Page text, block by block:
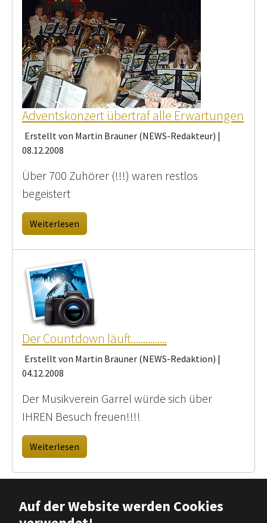
Auf der Website werden Cookies
Adventskonzert übertraf alle Erwartungen
Erstellt von Martin Brauner (NEWS-Redakteur) |
08.12.2008
Über 700 Zuhörer (!!!) waren restlos
begeistert
Weiterlesen
Der Countdown läuft...............
Erstellt von Martin Brauner (NEWS-Redaktion) |
04.12.2008
Der Musikverein Garrel würde sich über
IHREN Besuch freuen!!!!
Weiterlesen